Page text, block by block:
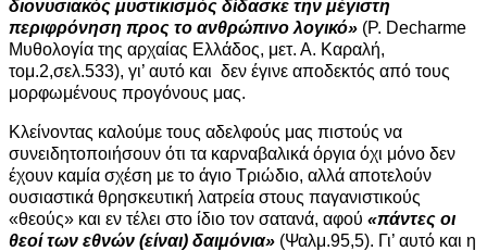
διονυσιακός μυστικισμός δίδασκε την μέγιστη
περιφρόνηση προς το ανθρώπινο λογικό» (P. Decharme
Μυθολογία της αρχαίας Ελλάδος, μετ. Α. Καραλή,
τομ.2,σελ.533), γι’ αυτό και δεν έγινε αποδεκτός από τους
μορφωμένους προγόνους μας.
Κλείνοντας καλούμε τους αδελφούς μας πιστούς να
συνειδητοποιήσουν ότι τα καρναβαλικά όργια όχι μόνο δεν
έχουν καμία σχέση με το άγιο Τριώδιο, αλλά αποτελούν
ουσιαστικά θρησκευτική λατρεία στους παγανιστικούς
«θεούς» και εν τέλει στο ίδιο τον σατανά, αφού «πάντες οι
θεοί των εθνών (είναι) δαιμόνια» (Ψαλμ.95,5). Γι’ αυτό και η